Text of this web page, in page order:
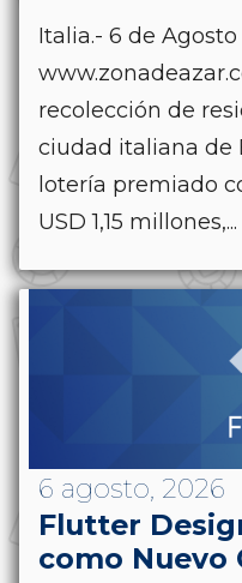
Italia.- 6 de Agosto
recolección de
ciudad italiana de
lotería premiado
USD 1,15 millones,...
6 agosto, 2026
Flutter
como Nuevo